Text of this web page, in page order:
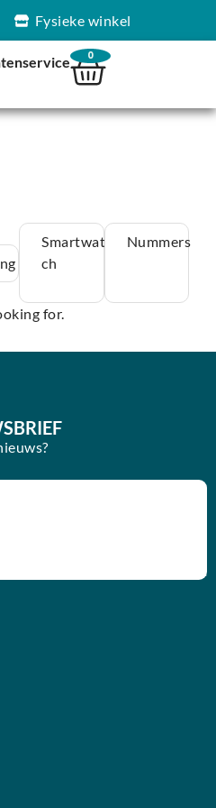
Fysieke winkel
0
Smartwat
ch
Nummers
for.